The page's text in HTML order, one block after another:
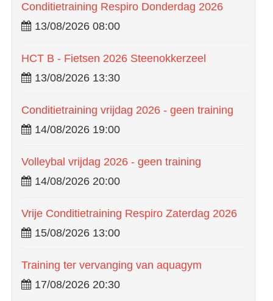
Conditietraining Respiro Donderdag 2026
13/08/2026 08:00
HCT B - Fietsen 2026 Steenokkerzeel
13/08/2026 13:30
Conditietraining vrijdag 2026 - geen training
14/08/2026 19:00
Volleybal vrijdag 2026 - geen training
14/08/2026 20:00
Vrije Conditietraining Respiro Zaterdag 2026
15/08/2026 13:00
Training ter vervanging van aquagym
17/08/2026 20:30